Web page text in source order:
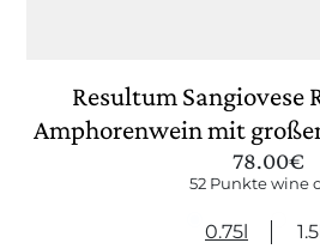
Resultum Sangiovese
Amphorenwein mit
78.00€
52 Punkte wine
0.75l